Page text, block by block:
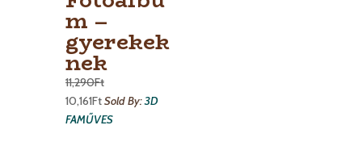
m –
gyerekek
nek
11,290Ft
10,161FtSold By:3D
FAMŰVES